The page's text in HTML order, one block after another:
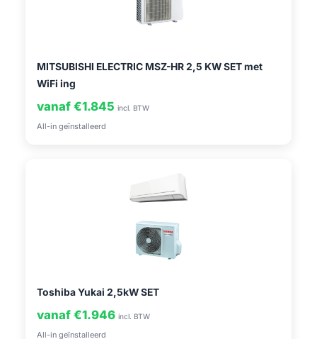
MITSUBISHI ELECTRIC MSZ-HR 2,5 KW SET met
WiFi ing
vanaf €1.845 incl. BTW
All-in geïnstalleerd
Toshiba Yukai 2,5kW SET
vanaf €1.946 incl. BTW
All-in geïnstalleerd